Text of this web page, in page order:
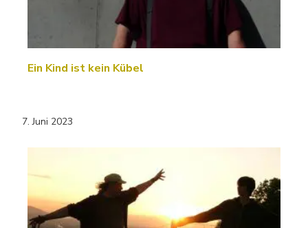
Ein Kind ist kein Kübel
7. Juni 2023